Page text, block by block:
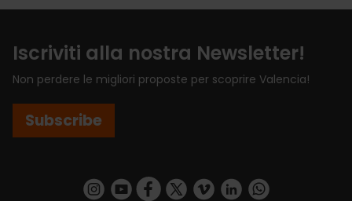
Iscriviti alla nostra Newsletter!
Non perdere le migliori proposte per scoprire Valencia!
Subscribe
https://www.instagram.com/visit_valencia/
https://www.youtube.com/user/
https://www.facebook.com/
https://twitter.com/VisitaValencia
https://vimeo.com/
https://www.linkedin.com/company/turismo-valencia/https://api.whatsapp.com/send/